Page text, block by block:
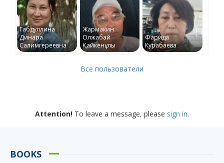
Габдуллина
Динара
Салимгереевна
Жармакин
Олжабай
Қайкенұлы
Фарида
Курабаева
Все пользователи
Attention! To leave a message, please sign in.
BOOKS